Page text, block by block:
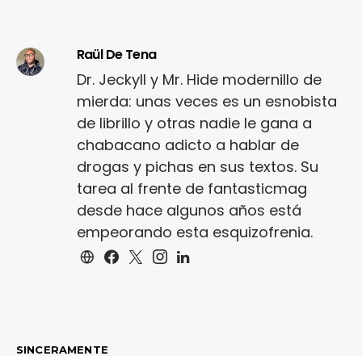
Raül De Tena
Dr. Jeckyll y Mr. Hide modernillo de
mierda: unas veces es un esnobista
de librillo y otras nadie le gana a
chabacano adicto a hablar de
drogas y pichas en sus textos. Su
tarea al frente de fantasticmag
desde hace algunos años está
empeorando esta esquizofrenia.
SINCERAMENTE